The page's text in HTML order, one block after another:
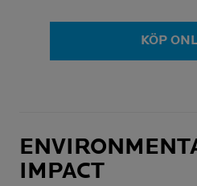
KÖP
IMPACT